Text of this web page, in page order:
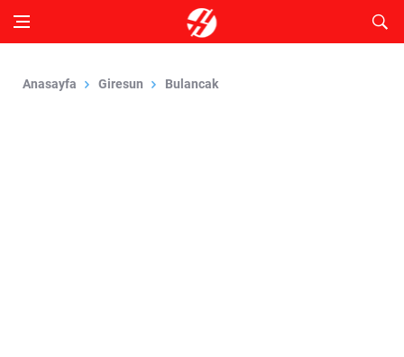
Anasayfa Giresun Bulancak